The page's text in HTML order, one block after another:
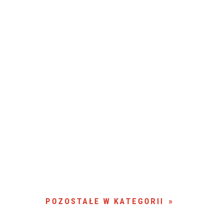
POZOSTAŁE W KATEGORII